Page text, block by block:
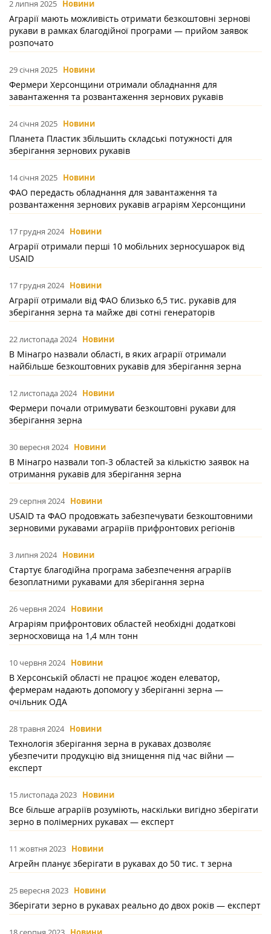
2 липня 2025 Новини
Аграрії мають можливість отримати безкоштовні зернові
рукави в рамках благодійної програми — прийом заявок
розпочато
29 січня 2025 Новини
Фермери Херсонщини отримали обладнання для
завантаження та розвантаження зернових рукавів
24 січня 2025 Новини
Планета Пластик збільшить складські потужності для
зберігання зернових рукавів
14 січня 2025 Новини
ФАО передасть обладнання для завантаження та
розвантаження зернових рукавів аграріям Херсонщини
17 грудня 2024 Новини
Аграрії отримали перші 10 мобільних зерносушарок від
USAID
17 грудня 2024 Новини
Аграрії отримали від ФАО близько 6,5 тис. рукавів для
зберігання зерна та майже дві сотні генераторів
22 листопада 2024 Новини
В Мінагро назвали області, в яких аграрії отримали
найбільше безкоштовних рукавів для зберігання зерна
12 листопада 2024 Новини
Фермери почали отримувати безкоштовні рукави для
зберігання зерна
30 вересня 2024 Новини
В Мінагро назвали топ-3 областей за кількістю заявок на
отримання рукавів для зберігання зерна
29 серпня 2024 Новини
USAID та ФАО продовжать забезпечувати безкоштовними
зерновими рукавами аграріїв прифронтових регіонів
3 липня 2024 Новини
Стартує благодійна програма забезпечення аграріїв
безоплатними рукавами для зберігання зерна
26 червня 2024 Новини
Аграріям прифронтових областей необхідні додаткові
зерносховища на 1,4 млн тонн
10 червня 2024 Новини
В Херсонській області не працює жоден елеватор,
фермерам надають допомогу у зберіганні зерна —
очільник ОДА
28 травня 2024 Новини
Технологія зберігання зерна в рукавах дозволяє
убезпечити продукцію від знищення під час війни —
експерт
15 листопада 2023 Новини
Все більше аграріїв розуміють, наскільки вигідно зберігати
зерно в полімерних рукавах — експерт
11 жовтня 2023 Новини
Агрейн планує зберігати в рукавах до 50 тис. т зерна
25 вересня 2023 Новини
Зберігати зерно в рукавах реально до двох років — експерт